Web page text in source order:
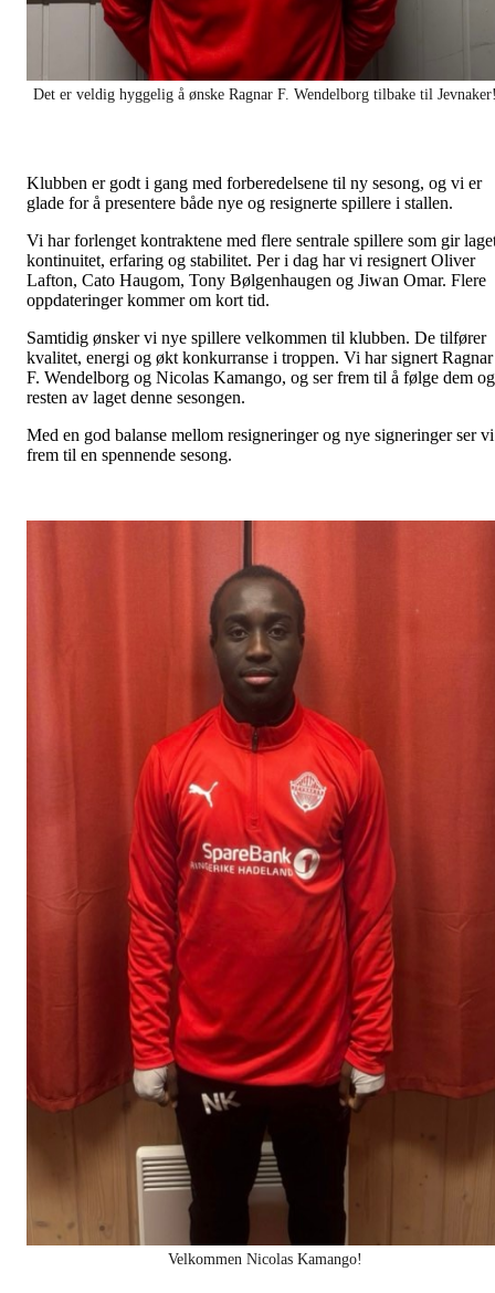
Det er veldig hyggelig å ønske Ragnar F. Wendelborg tilbake til
Klubben er godt i gang med forberedelsene til ny sesong, og vi er
glade for å presentere både nye og resignerte spillere i stallen.
Vi har forlenget kontraktene med flere sentrale spillere som gir
kontinuitet, erfaring og stabilitet. Per i dag har vi resignert Oliver
Lafton, Cato Haugom, Tony Bølgenhaugen og Jiwan Omar. Flere
oppdateringer kommer om kort tid.
Samtidig ønsker vi nye spillere velkommen til klubben. De tilfører
kvalitet, energi og økt konkurranse i troppen. Vi har signert Ragnar
F. Wendelborg og Nicolas Kamango, og ser frem til å følge dem og
resten av laget denne sesongen.
Med en god balanse mellom resigneringer og nye signeringer ser vi
frem til en spennende sesong.
Velkommen Nicolas Kamango!